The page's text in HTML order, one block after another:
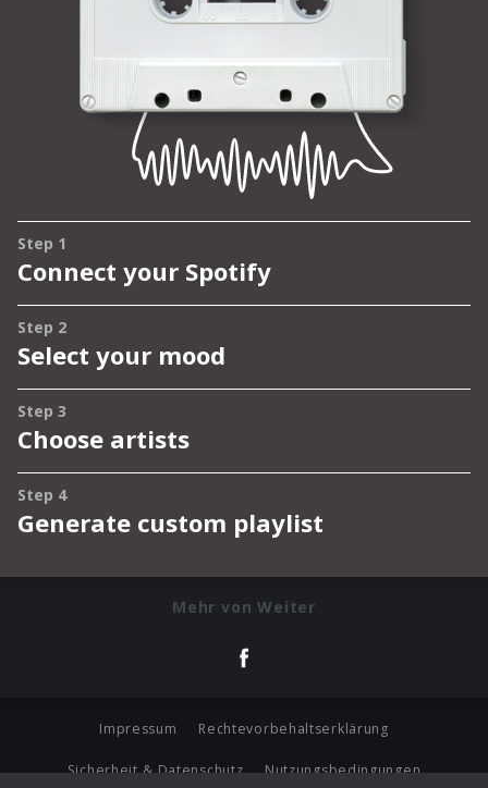
Mehr von Weiter
Impressum Rechtevorbehaltserklärung
Sicherheit & Datenschutz Nutzungsbedingungen